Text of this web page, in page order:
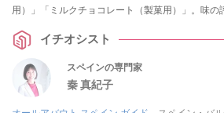
用）」「ミルクチョコレート（製菓用）」。味の
介します。イチオシスト
スペインの専門家
秦 真紀子